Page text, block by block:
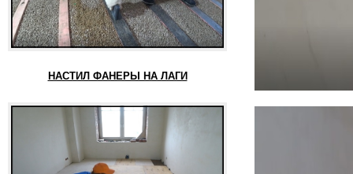
НАСТИЛ ФАНЕРЫ НА ЛАГИ